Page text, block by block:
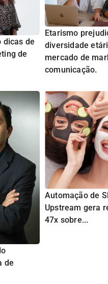
dicas de
de
Etarismo
diversidade
mercado de
comunicação.
de
Automação de
Upstream gera
47x sobre...